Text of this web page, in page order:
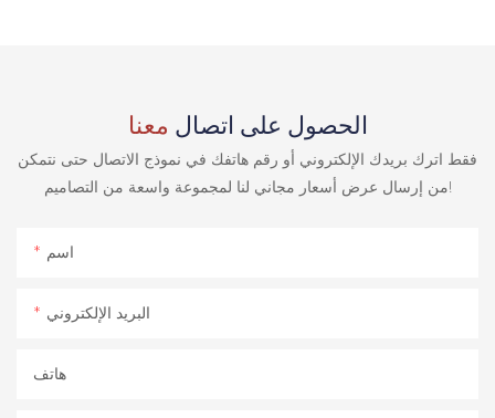
الحصول على اتصال معنا
فقط اترك بريدك الإلكتروني أو رقم هاتفك في نموذج الاتصال حتى نتمكن
من إرسال عرض أسعار مجاني لنا لمجموعة واسعة من التصاميم!
اسم
البريد الإلكتروني
هاتف